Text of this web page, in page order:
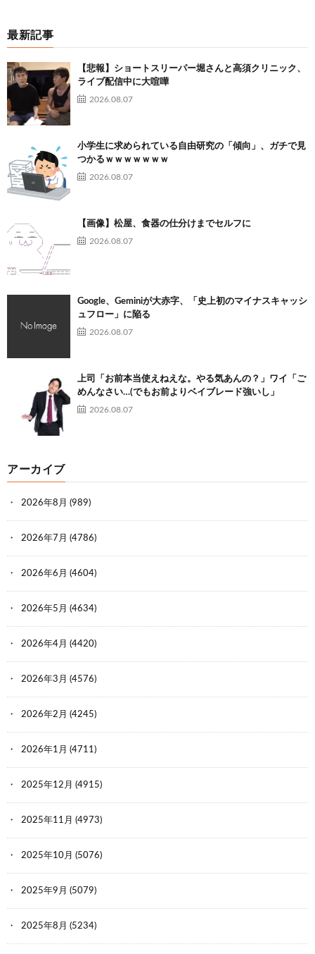
最新記事
【悲報】ショートスリーパー堀さんと高須クリニック、
ライブ配信中に大喧嘩
2026.08.07
小学生に求められている自由研究の「傾向」、ガチで見
つかるｗｗｗｗｗｗｗ
2026.08.07
【画像】松屋、食器の仕分けまでセルフに
2026.08.07
Google、Geminiが大赤字、「史上初のマイナスキャッシ
ュフロー」に陥る
2026.08.07
上司「お前本当使えねえな。やる気あんの？」ワイ「ご
めんなさい…(でもお前よりベイブレード強いし」
2026.08.07
アーカイブ
2026年8月 (989)
2026年7月 (4786)
2026年6月 (4604)
2026年5月 (4634)
2026年4月 (4420)
2026年3月 (4576)
2026年2月 (4245)
2026年1月 (4711)
2025年12月 (4915)
2025年11月 (4973)
2025年10月 (5076)
2025年9月 (5079)
2025年8月 (5234)